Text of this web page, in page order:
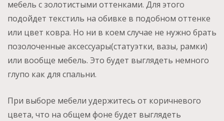
мебель с золотистыми оттенками. Для этого
подойдет текстиль на обивке в подобном оттенке
или цвет ковра. Но ни в коем случае не нужно брать
позолоченные аксессуары(статуэтки, вазы, рамки)
или вообще мебель. Это будет выглядеть немного
глупо как для спальни.
При выборе мебели удержитесь от коричневого
цвета, что на общем фоне будет выглядеть